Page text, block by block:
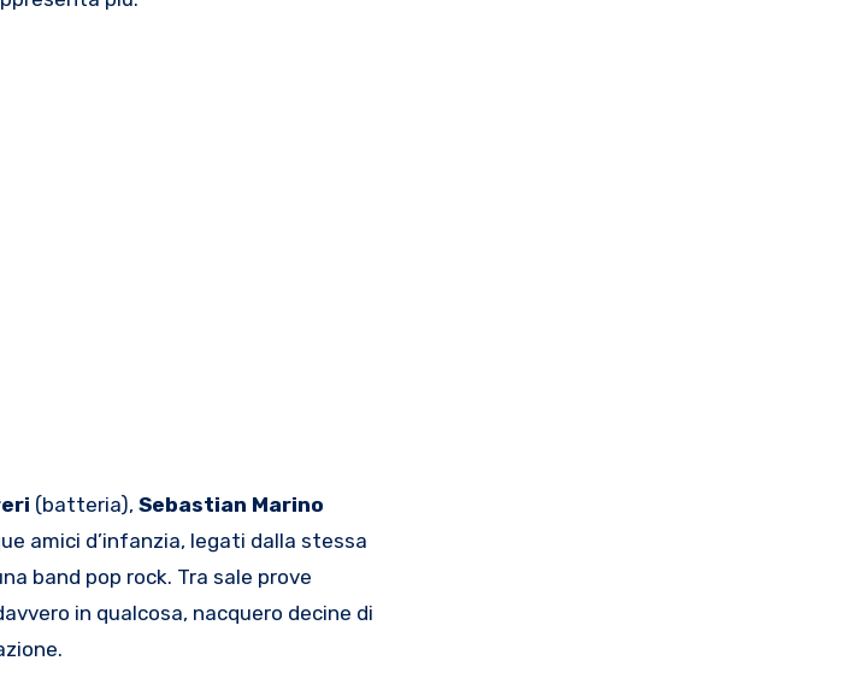
(batteria), Sebastian Marino
amici d’infanzia, legati dalla stessa
band pop rock. Tra sale prove
in qualcosa, nacquero decine di